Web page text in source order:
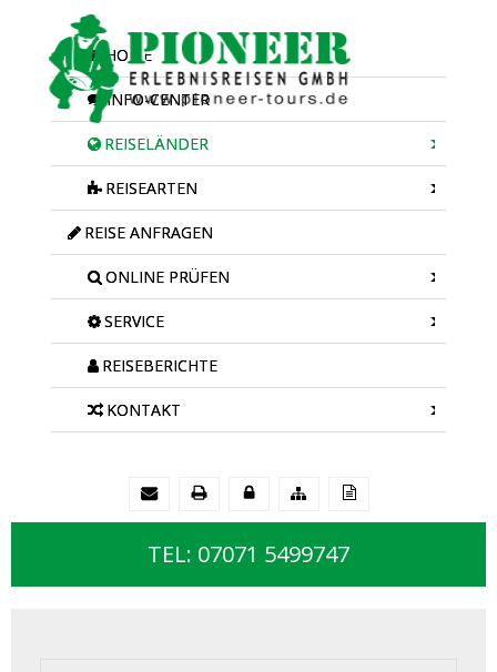
HOME
INFO-CENTER
REISELÄNDER
REISEARTEN
REISE ANFRAGEN
ONLINE PRÜFEN
SERVICE
REISEBERICHTE
KONTAKT
TEL: 07071 5499747